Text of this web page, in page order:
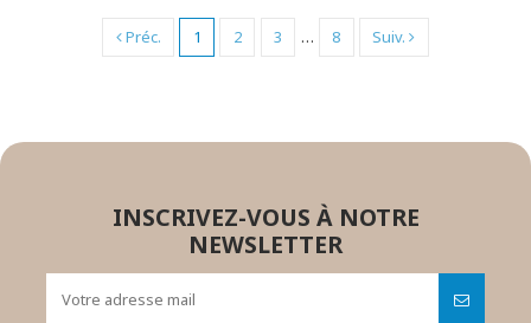
Préc. 1 2 3 … 8 Suiv.
INSCRIVEZ-VOUS À NOTRE
NEWSLETTER